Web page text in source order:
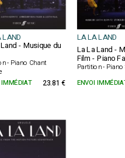
LA LA LAND
- Musique du
- Piano Chant
La La Land -
Film - Piano
Partition -
IMMÉDIAT 23.81 € ENVOI